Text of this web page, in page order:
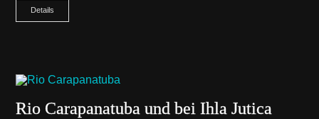
Details
Rio Carapanatuba und bei Ihla Jutica